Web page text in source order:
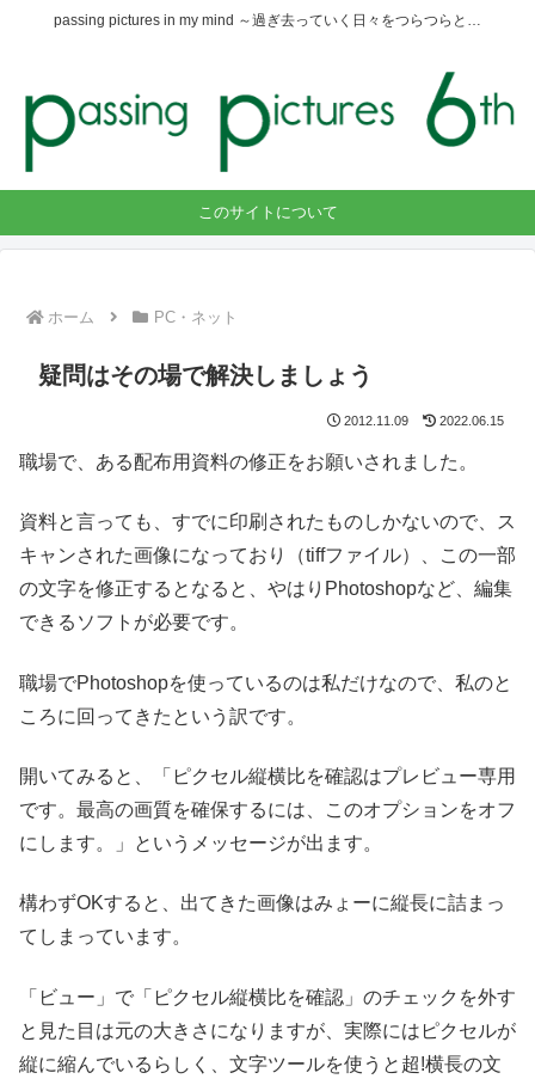
passing pictures in my mind ～過ぎ去っていく日々をつらつらと…
このサイトについて
ホーム PC・ネット
疑問はその場で解決しましょう
2012.11.09 2022.06.15
職場で、ある配布用資料の修正をお願いされました。
資料と言っても、すでに印刷されたものしかないので、ス
キャンされた画像になっており（tiffファイル）、この一部
の文字を修正するとなると、やはりPhotoshopなど、編集
できるソフトが必要です。
職場でPhotoshopを使っているのは私だけなので、私のと
ころに回ってきたという訳です。
開いてみると、「ピクセル縦横比を確認はプレビュー専用
です。最高の画質を確保するには、このオプションをオフ
にします。」というメッセージが出ます。
構わずOKすると、出てきた画像はみょーに縦長に詰まっ
てしまっています。
「ビュー」で「ピクセル縦横比を確認」のチェックを外す
と見た目は元の大きさになりますが、実際にはピクセルが
縦に縮んでいるらしく、文字ツールを使うと超!横長の文